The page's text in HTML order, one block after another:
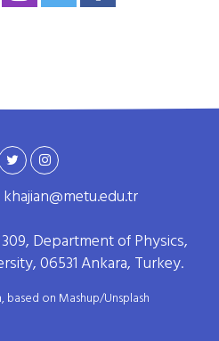
Department of Physics,
06531 Ankara, Turkey.
based on Mashup/Unsplash